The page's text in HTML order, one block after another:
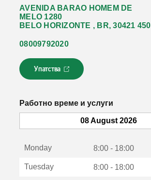
AVENIDA BARAO HOMEM DE
MELO 1280
BELO HORIZONTE , BR, 30421 450
08009792020
Упатства
Л
и
к
с
Работно време и услуги
08 August 2026
Monday 8:00 - 18:00
Tuesday 8:00 - 18:00